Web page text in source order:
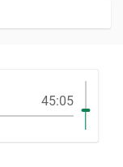
45:05